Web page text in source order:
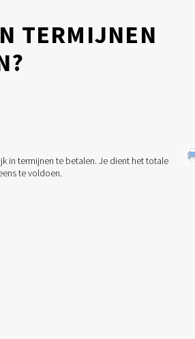
TERMIJNEN
in termijnen te betalen. Je dient het totale
te voldoen.